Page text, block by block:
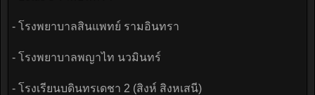
- โรงพยาบาลสินแพทย์ รามอินทรา
- โรงพยาบาลพญาไท นวมินทร์
- โรงเรียนบดินทรเดชา 2 (สิงห์ สิงหเสนี)